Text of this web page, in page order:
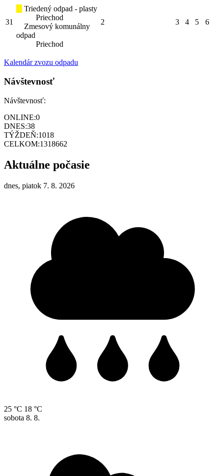
31
Triedený odpad - plasty
Priechod
Zmesový komunálny
odpad
Priechod
2 3 4 5 6
Kalendár zvozu odpadu
Návštevnosť
Návštevnosť:
ONLINE:0
DNES:38
TÝŽDEŇ:1018
CELKOM:1318662
Aktuálne počasie
dnes, piatok 7. 8. 2026
25 °C 18 °C
sobota 8. 8.